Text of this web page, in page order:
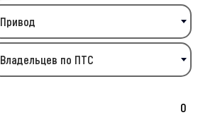
Привод
Владельцев по ПТС